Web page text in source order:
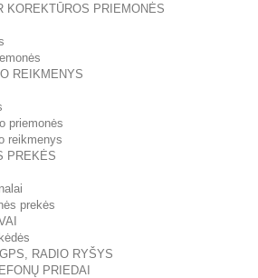
KOREKTŪROS PRIEMONĖS
REIKMENYS
priemonės
reikmenys
PREKĖS
prekės
RADIO RYŠYS
PRIEDAI